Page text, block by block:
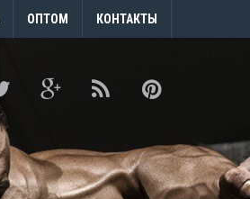
ОПТОМ КОНТАКТЫ